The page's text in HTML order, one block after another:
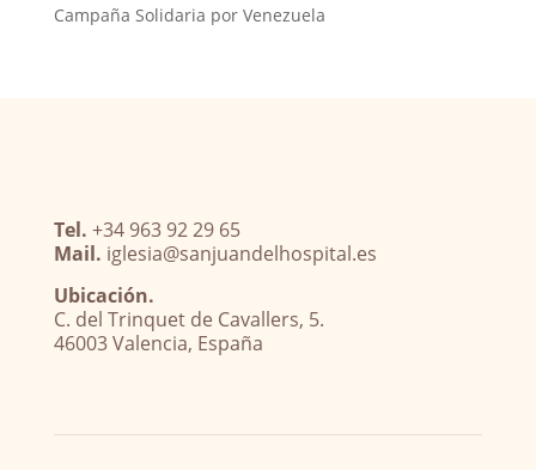
Campaña Solidaria por Venezuela
Tel. +34 963 92 29 65
Mail. iglesia@sanjuandelhospital.es
Ubicación.
C. del Trinquet de Cavallers, 5.
46003 Valencia, España